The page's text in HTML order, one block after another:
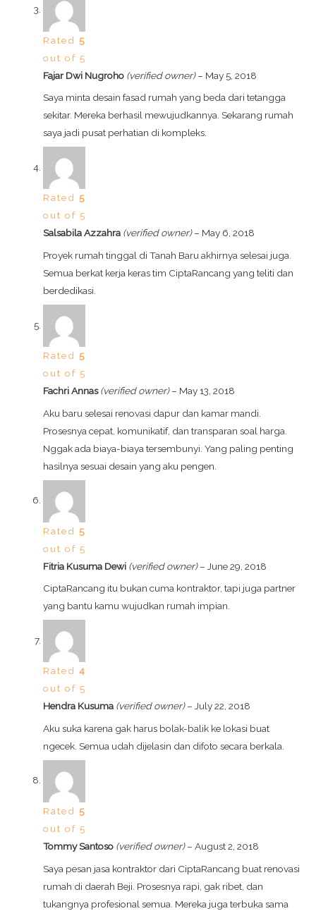
Rated5
out of 5
Fajar Dwi Nugroho (verified owner) – May 5, 2018
Saya minta desain fasad rumah yang beda dari tetangga
sekitar. Mereka berhasil mewujudkannya. Sekarang rumah
saya jadi pusat perhatian di kompleks.
Rated5
out of 5
Salsabila Azzahra (verified owner) – May 6, 2018
Proyek rumah tinggal di Tanah Baru akhirnya selesai juga.
Semua berkat kerja keras tim CiptaRancang yang teliti dan
berdedikasi.
Rated5
out of 5
Fachri Annas(verified owner) – May 13, 2018
Aku baru selesai renovasi dapur dan kamar mandi.
Prosesnya cepat, komunikatif, dan transparan soal harga.
Nggak ada biaya-biaya tersembunyi. Yang paling penting
hasilnya sesuai desain yang aku pengen.
Rated5
out of 5
Fitria Kusuma Dewi (verified owner) – June 29, 2018
CiptaRancang itu bukan cuma kontraktor, tapi juga partner
yang bantu kamu wujudkan rumah impian.
Rated4
out of 5
Hendra Kusuma (verified owner) – July 22, 2018
Aku suka karena gak harus bolak-balik ke lokasi buat
ngecek. Semua udah dijelasin dan difoto secara berkala.
Rated5
out of 5
Tommy Santoso (verified owner) – August 2, 2018
Saya pesan jasa kontraktor dari CiptaRancang buat renovasi
rumah di daerah Beji. Prosesnya rapi, gak ribet, dan
tukangnya profesional semua. Mereka juga terbuka sama